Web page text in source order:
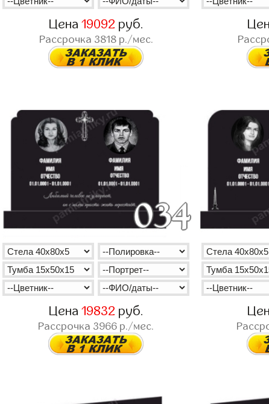
Цена 19092 руб.
Рассрочка 3818р./мес.
Цена 19832 руб.
Рассрочка 3966 р./мес.